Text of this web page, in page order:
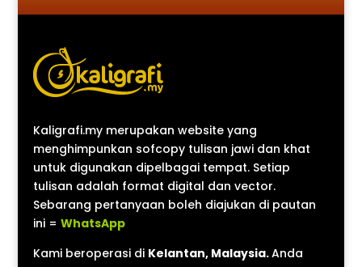
Kaligrafi.my merupakan website yang
menghimpunkan sofcopy tulisan jawi dan khat
untuk digunakan dipelbagai tempat. Setiap
tulisan adalah format digital dan vector.
Sebarang pertanyaan boleh diajukan di pautan
ini = WhatsApp
Kami beroperasi di Kelantan, Malaysia.Anda